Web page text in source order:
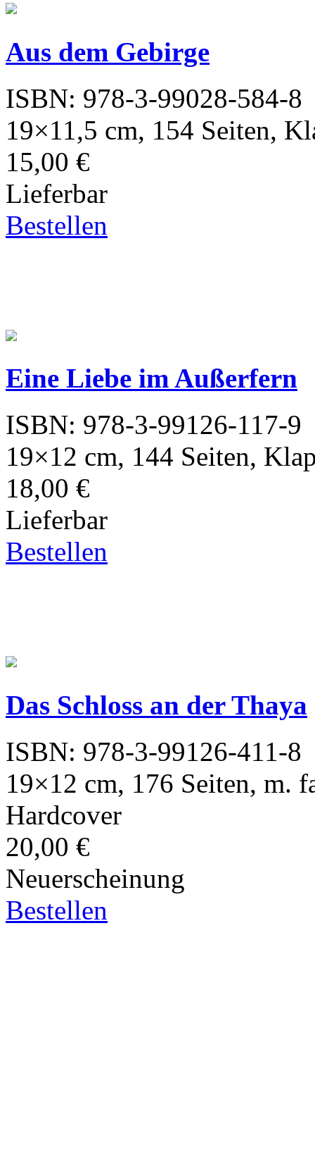
Aus dem Gebirge
ISBN: 978-3-99028-584-8
19×11,5 cm, 154 Seiten,
15,00 €
Lieferbar
Bestellen
Eine Liebe im Außerfern
ISBN: 978-3-99126-117-9
19×12 cm, 144 Seiten,
18,00 €
Lieferbar
Bestellen
Das Schloss an der Thaya
ISBN: 978-3-99126-411-8
19×12 cm, 176 Seiten, m.
Hardcover
20,00 €
Neuerscheinung
Bestellen